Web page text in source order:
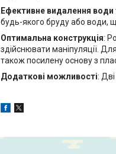
Ефективне видалення води
будь-якого бруду або води,
Оптимальна конструкція:
здійснювати маніпуляції.
також посилену основу з
Додаткові можливості: